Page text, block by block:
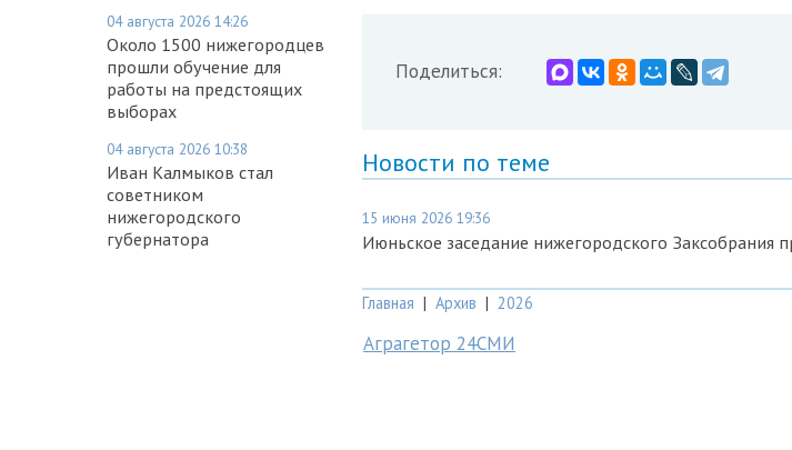
04 августа 2026 14:26
Около 1500 нижегородцев
прошли обучение для
работы на предстоящих
выборах
04 августа 2026 10:38
Иван Калмыков стал
советником
нижегородского
губернатора
Поделиться:
Новости по теме
15 июня 2026 19:36
Июньское заседание нижегородского Заксобрания
Главная | Архив | 2026
Аграгетор 24СМИ